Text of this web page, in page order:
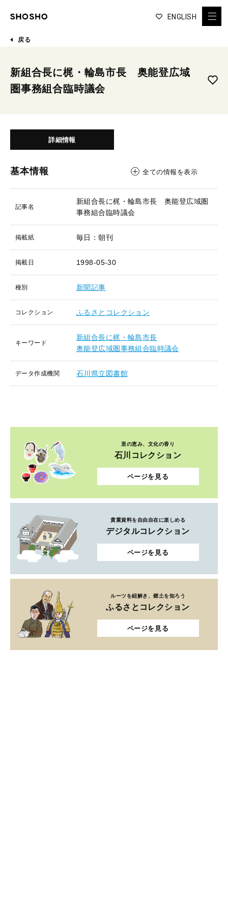
ENGLISH
戻る
新組合長に梶・輪島市長 奥能登広域
圏事務組合臨時議会
詳細情報
基本情報 全ての情報を表示
記事名
新組合長に梶・輪島市長 奥能登広域圏
事務組合臨時議会
掲載紙 毎日：朝刊
掲載日 1998-05-30
種別 新聞記事
コレクション ふるさとコレクション
キーワード
新組合長に梶・輪島市長
奥能登広域圏事務組合臨時議会
データ作成機関 石川県立図書館
里の恵み、文化の香り
石川コレクション
ページを見る
貴重資料を自由自在に楽しめる
デジタルコレクション
ページを見る
ルーツを紐解き、郷土を知ろう
ふるさとコレクション
ページを見る